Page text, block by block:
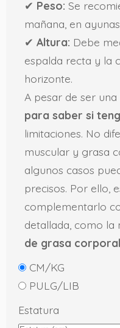
✔ Peso: Se
mañana, en
✔ Altura: Debe
espalda recta y la
horizonte.
A pesar de ser
para saber si
limitaciones. No
muscular y grasa
algunos casos
precisos. Por ello,
complementarlo
detallada, como la
de grasa corporal
CM/KG
PULG/LIB
Estatura